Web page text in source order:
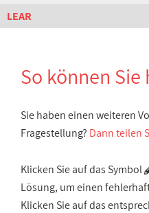
LEAR
So können Sie
Sie haben einen weiteren
Fragestellung? Dann teilen
Klicken Sie auf das Symbol
Lösung, um einen
Klicken Sie auf das